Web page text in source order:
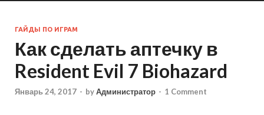
ГАЙДЫ ПО ИГРАМ
Как сделать аптечку в
Resident Evil 7 Biohazard
Январь 24, 2017 - byАдминистратор - 1 Comment